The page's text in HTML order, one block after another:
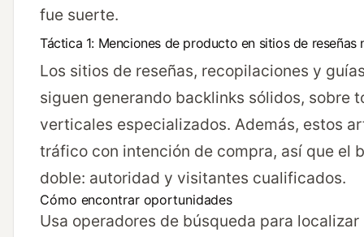
fue suerte.
Táctica 1: Menciones de producto en sitios de reseñas
Los sitios de reseñas, recopilaciones y
siguen generando backlinks sólidos, sobre
verticales especializados. Además, estos
tráfico con intención de compra, así que el
doble: autoridad y visitantes cualificados.
Cómo encontrar oportunidades
Usa operadores de búsqueda para